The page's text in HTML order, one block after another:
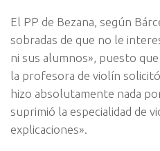
El PP de Bezana, según
sobradas de que no le
ni sus alumnos», puesto
la profesora de violín
hizo absolutamente nada
suprimió la especialidad de
explicaciones».